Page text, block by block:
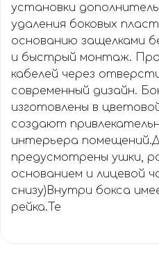
установки
удаления боковых
основанию защелками
и быстрый монтаж.
кабелей через
современный дизайн.
изготовлены в
создают
интерьера
предусмотрены ушки,
основанием и лицевой
снизу)Внутри бокса
рейка.Те